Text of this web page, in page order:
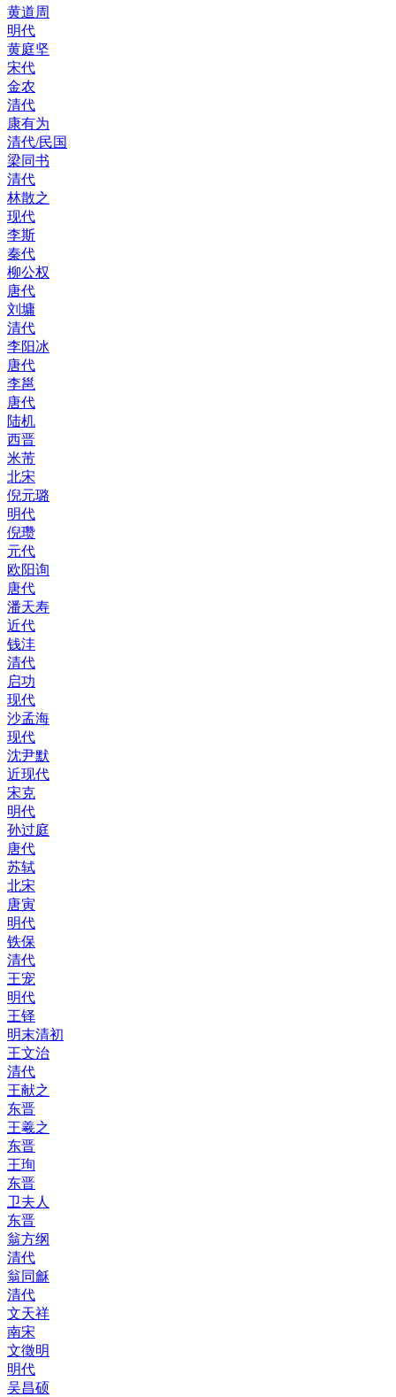
黄道周
明代
黄庭坚
宋代
金农
清代
康有为
清代/民国
梁同书
清代
林散之
现代
李斯
秦代
柳公权
唐代
刘墉
清代
李阳冰
唐代
李邕
唐代
陆机
西晋
米芾
北宋
倪元璐
明代
倪瓒
元代
欧阳询
唐代
潘天寿
近代
钱沣
清代
启功
现代
沙孟海
现代
沈尹默
近现代
宋克
明代
孙过庭
唐代
苏轼
北宋
唐寅
明代
铁保
清代
王宠
明代
王铎
明末清初
王文治
清代
王献之
东晋
王羲之
东晋
王珣
东晋
卫夫人
东晋
翁方纲
清代
翁同龢
清代
文天祥
南宋
文徵明
明代
吴昌硕